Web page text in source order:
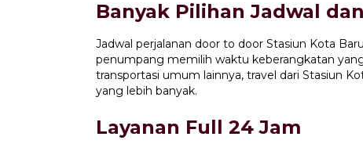
Banyak Pilihan Jadwal
Jadwal perjalanan door to door Stasiun Kota
penumpang memilih waktu keberangkatan
transportasi umum lainnya, travel dari Stasiun
yang lebih banyak.
Layanan Full 24 Jam